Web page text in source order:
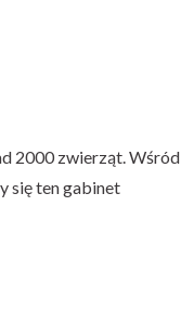
2000 zwierząt. Wśród
się ten gabinet